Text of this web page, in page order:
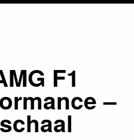
F1
–